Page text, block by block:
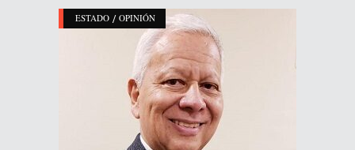
ESTADO / OPINIÓN